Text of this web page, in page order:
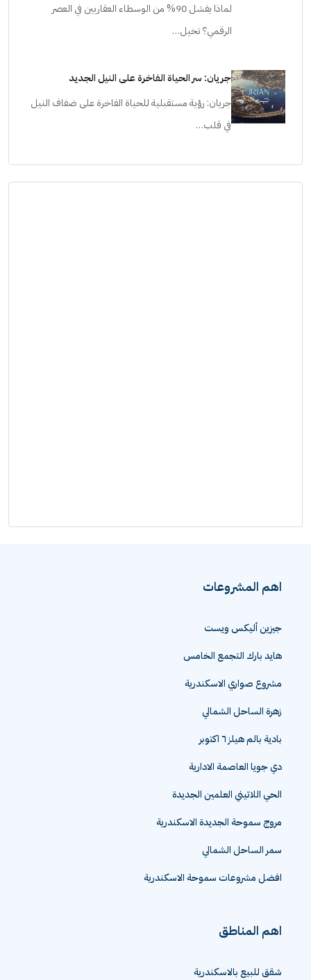
لماذا يفشل 90% من الوسطاء العقاريين في العصر
الرقمي؟ تخيل…
جريان: سر الحياة الفاخرة على النيل الجديد
جريان: رؤية مستقبلية للحياة الفاخرة على ضفاف النيل
في قلب…
اهم المشروعات
جيزين أليكس ويست
هايد بارك التجمع الخامس
مشروع صواري الاسكندرية
زهرة الساحل الشمالي
بادية بالم هيلز ٦ اكتوبر
دي جويا العاصمة الادارية
الحي اللاتيني العلمين الجديدة
مروج سموحة الجديدة الاسكندرية
سمر الساحل الشمالي
افضل مشروعات سموحة الاسكندرية
اهم المناطق
شقق للبيع بالاسكندرية